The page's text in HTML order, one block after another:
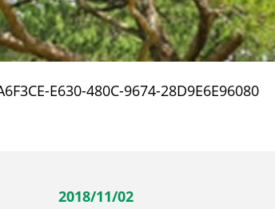
E630-480C-9674-28D9E6E96080
2018/11/02